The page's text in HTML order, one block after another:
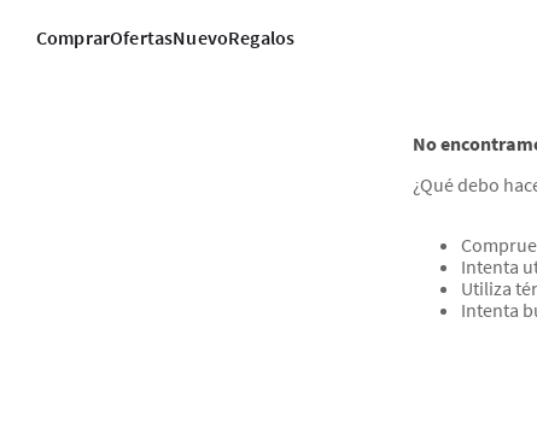
ComprarOfertasNuevoRegalos
No
¿Qué debo
Intenta
Utiliza
Intenta